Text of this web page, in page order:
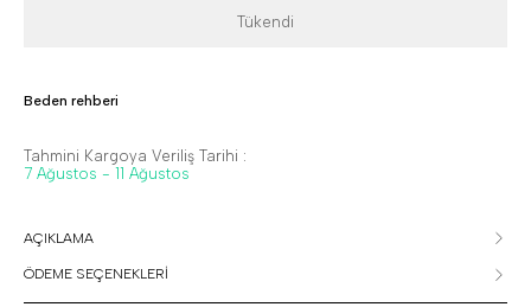
Tükendi
Beden rehberi
Tahmini Kargoya Veriliş Tarihi :
7 Ağustos - 11 Ağustos
AÇIKLAMA
ÖDEME SEÇENEKLERİ